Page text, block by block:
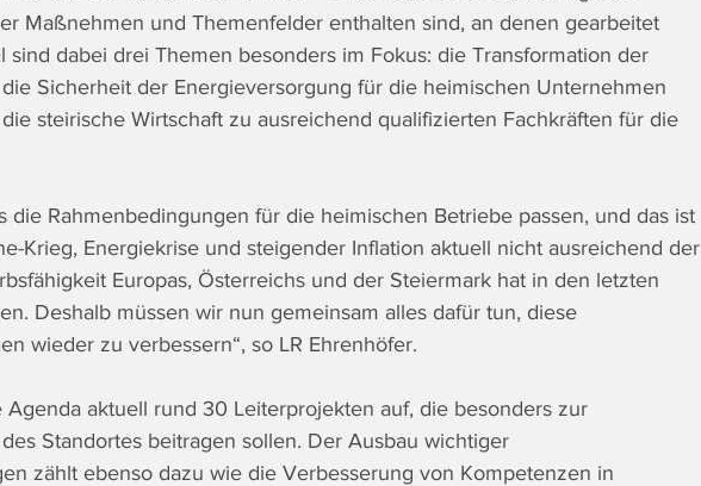
Maßnehmen und Themenfelder enthalten sind, an denen gearbeitet
sind dabei drei Themen besonders im Fokus: die Transformation der
Sicherheit der Energieversorgung für die heimischen Unternehmen
steirische Wirtschaft zu ausreichend qualifizierten Fachkräften für die
die Rahmenbedingungen für die heimischen Betriebe passen, und das ist
Krieg, Energiekrise und steigender Inflation aktuell nicht ausreichend der
Europas, Österreichs und der Steiermark hat in den letzten
Deshalb müssen wir nun gemeinsam alles dafür tun, diese
wieder zu verbessern“, so LR Ehrenhöfer.
Agenda aktuell rund 30 Leiterprojekten auf, die besonders zur
Standortes beitragen sollen. Der Ausbau wichtiger
zählt ebenso dazu wie die Verbesserung von Kompetenzen in